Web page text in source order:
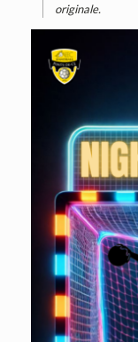
originale.